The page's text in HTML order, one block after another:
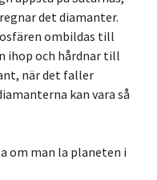
det diamanter.
ombildas till
ihop och hårdnar till
när det faller
kan vara så
om man la planeten i